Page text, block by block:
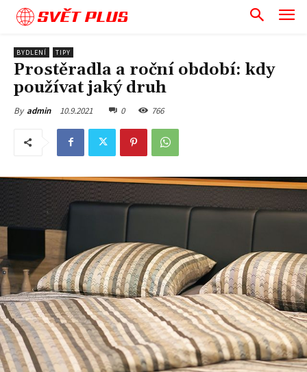
SVĚT PLUS
BYDLENÍ TIPY
Prostěradla a roční období: kdy
používat jaký druh
By admin 10.9.2021 0 766